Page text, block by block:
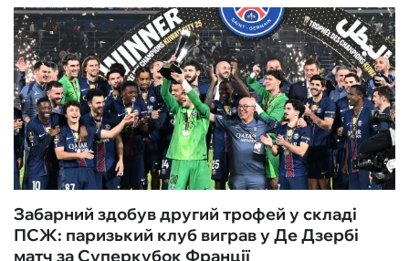
Забарний здобув другий трофей у складі
ПСЖ: паризький клуб виграв у Де Дзербі
матч за Суперкубок Франції